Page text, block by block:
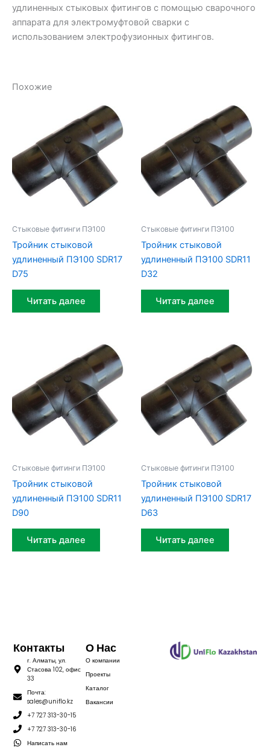
удлиненных стыковых фитингов с помощью сварочного
аппарата для электромуфтовой сварки с
использованием электрофузионных фитингов.
Похожие
Стыковые фитинги ПЭ100
Тройник стыковой
удлиненный ПЭ100 SDR17
D75
Читать далее
Стыковые фитинги ПЭ100
Тройник стыковой
удлиненный ПЭ100 SDR11
D32
Читать далее
Стыковые фитинги ПЭ100
Тройник стыковой
удлиненный ПЭ100 SDR11
D90
Читать далее
Стыковые фитинги ПЭ100
Тройник стыковой
удлиненный ПЭ100 SDR17
D63
Читать далее
О Нас
О компании
Проекты
Каталог
Вакансии
Контакты
г. Алматы, ул.
Стасова 102, офис
33
Почта:
sales@uniflo.kz
+7 727 313-30-15
+7 727 313-30-16
Написать нам